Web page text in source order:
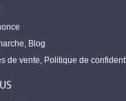
, Blog
de vente, Politique de